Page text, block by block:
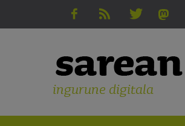
ingurune digitala